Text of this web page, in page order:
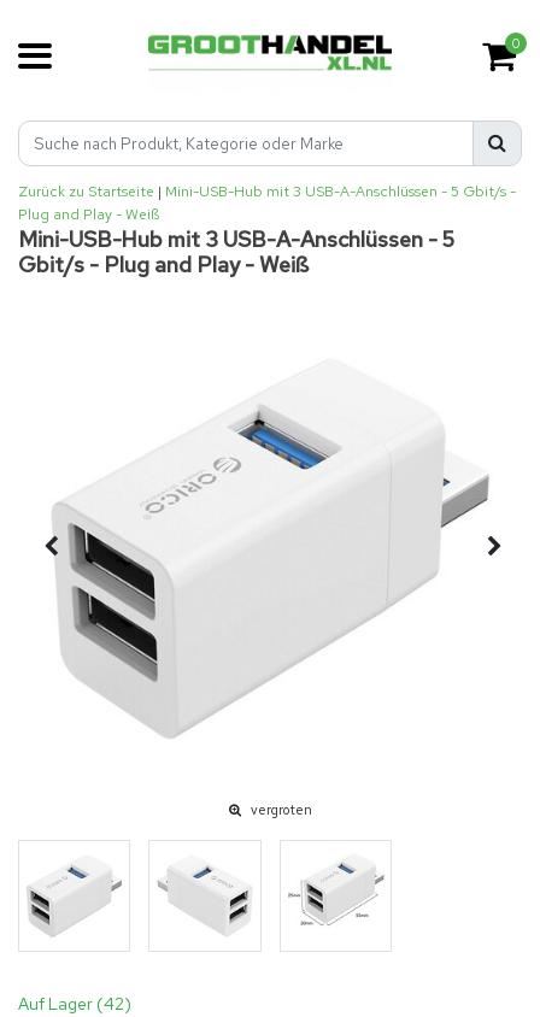
0
Zurück zu Startseite | Mini-USB-Hub mit 3 USB-A-Anschlüssen - 5 Gbit/s -
Plug and Play - Weiß
Mini-USB-Hub mit 3 USB-A-Anschlüssen - 5
Gbit/s - Plug and Play - Weiß
vergroten
Auf Lager (42)